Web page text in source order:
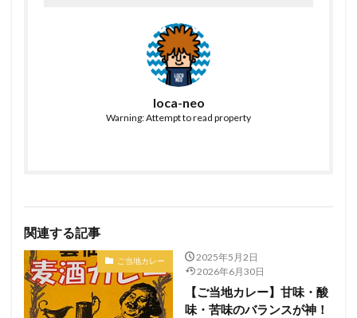
loca-neo
Warning: Attempt to read property
関連する記事
ご当地カレー
2025年5月2日
2026年6月30日
【ご当地カレー】甘味・酸
味・苦味のバランスが神！